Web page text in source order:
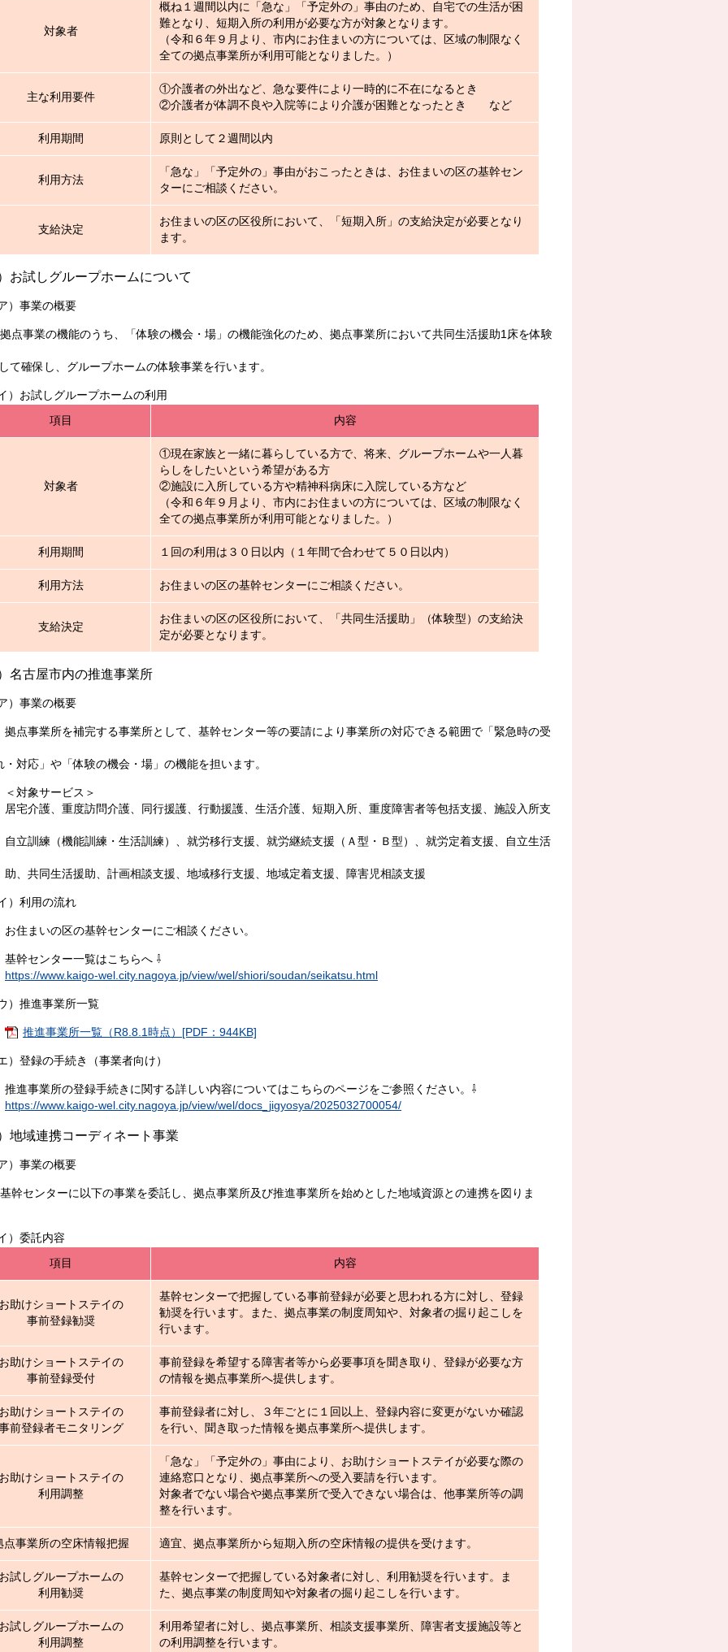
対象者
概ね１週間以内に「急な」「予定外の」事由のため、自宅での生活が困
難となり、短期入所の利用が必要な方が対象となります。
（令和６年９月より、市内にお住まいの方については、区域の制限なく
全ての拠点事業所が利用可能となりました。）
主な利用要件
①介護者の外出など、急な要件により一時的に不在になるとき
②介護者が体調不良や入院等により介護が困難となったとき など
利用期間 原則として２週間以内
利用方法
「急な」「予定外の」事由がおこったときは、お住まいの区の基幹セン
ターにご相談ください。
支給決定
お住まいの区の区役所において、「短期入所」の支給決定が必要となり
ます。
）お試しグループホームについて
事業の概要
業の機能のうち、「体験の機会・場」の機能強化のため、拠点事業所において共同生活援助1床を体験
確保し、グループホームの体験事業を行います。
お試しグループホームの利用
項目 内容
対象者
①現在家族と一緒に暮らしている方で、将来、グループホームや一人暮
らしをしたいという希望がある方
②施設に入所している方や精神科病床に入院している方など
（令和６年９月より、市内にお住まいの方については、区域の制限なく
全ての拠点事業所が利用可能となりました。）
利用期間 １回の利用は３０日以内（１年間で合わせて５０日以内）
利用方法 お住まいの区の基幹センターにご相談ください。
支給決定
お住まいの区の区役所において、「共同生活援助」（体験型）の支給決
定が必要となります。
）名古屋市内の推進事業所
事業の概要
業所を補完する事業所として、基幹センター等の要請により事業所の対応できる範囲で「緊急時の受
応」や「体験の機会・場」の機能を担います。
象サービス＞
護、重度訪問介護、同行援護、行動援護、生活介護、短期入所、重度障害者等包括支援、施設入所支
練（機能訓練・生活訓練）、就労移行支援、就労継続支援（Ａ型・Ｂ型）、就労定着支援、自立生活
同生活援助、計画相談支援、地域移行支援、地域定着支援、障害児相談支援
利用の流れ
いの区の基幹センターにご相談ください。
センター一覧はこちらへ ⇩
https://www.kaigo-wel.city.nagoya.jp/view/wel/shiori/soudan/seikatsu.html
推進事業所一覧
推進事業所一覧（R8.8.1時点）[PDF：944KB]
登録の手続き（事業者向け）
業所の登録手続きに関する詳しい内容についてはこちらのページをご参照ください。⇩
https://www.kaigo-wel.city.nagoya.jp/view/wel/docs_jigyosya/2025032700054/
）地域連携コーディネート事業
事業の概要
ンターに以下の事業を委託し、拠点事業所及び推進事業所を始めとした地域資源との連携を図りま
委託内容
項目 内容
お助けショートステイの
事前登録勧奨
基幹センターで把握している事前登録が必要と思われる方に対し、登録
勧奨を行います。また、拠点事業の制度周知や、対象者の掘り起こしを
行います。
お助けショートステイの
事前登録受付
事前登録を希望する障害者等から必要事項を聞き取り、登録が必要な方
の情報を拠点事業所へ提供します。
お助けショートステイの
前登録者モニタリング
事前登録者に対し、３年ごとに１回以上、登録内容に変更がないか確認
を行い、聞き取った情報を拠点事業所へ提供します。
お助けショートステイの
利用調整
「急な」「予定外の」事由により、お助けショートステイが必要な際の
連絡窓口となり、拠点事業所への受入要請を行います。
対象者でない場合や拠点事業所で受入できない場合は、他事業所等の調
整を行います。
点事業所の空床情報把握 適宜、拠点事業所から短期入所の空床情報の提供を受けます。
お試しグループホームの
利用勧奨
基幹センターで把握している対象者に対し、利用勧奨を行います。ま
た、拠点事業の制度周知や対象者の掘り起こしを行います。
お試しグループホームの
利用調整
利用希望者に対し、拠点事業所、相談支援事業所、障害者支援施設等と
の利用調整を行います。